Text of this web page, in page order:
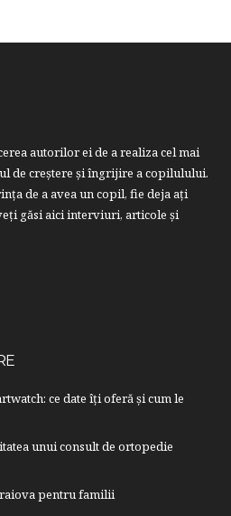
autorilor ei de a realiza cel mai
de creştere şi îngrijire a copilulului.
de a avea un copil, fie deja aţi
găsi aici interviuri, articole şi
ce date îți oferă și cum le
unui consult de ortopedie
pentru familii